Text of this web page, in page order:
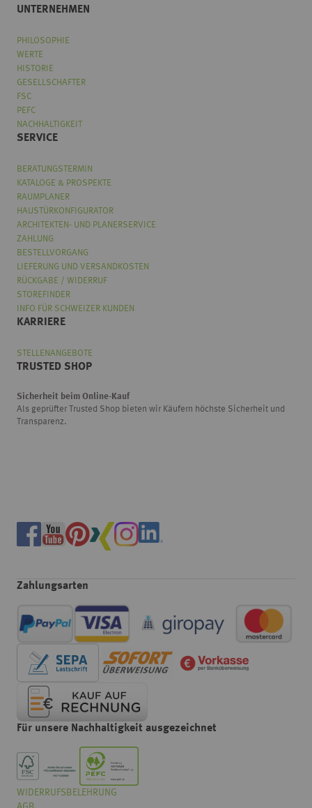
WIDERRUFSBELEHRUNG
UNTERNEHMEN
PHILOSOPHIE
WERTE
HISTORIE
GESELLSCHAFTER
FSC
PEFC
NACHHALTIGKEIT
SERVICE
BERATUNGSTERMIN
KATALOGE & PROSPEKTE
RAUMPLANER
HAUSTÜRKONFIGURATOR
ARCHITEKTEN- UND PLANERSERVICE
ZAHLUNG
BESTELLVORGANG
LIEFERUNG UND VERSANDKOSTEN
RÜCKGABE / WIDERRUF
STOREFINDER
INFO FÜR SCHWEIZER KUNDEN
KARRIERE
STELLENANGEBOTE
TRUSTED SHOP
Sicherheit beim Online-Kauf
Als geprüfter Trusted Shop bieten wir Käufern höchste Sicherheit und
Transparenz.
Zahlungsarten
Für unsere Nachhaltigkeit ausgezeichnet
Wie würden Sie unseren Onlineshop bewerten?
Wählen